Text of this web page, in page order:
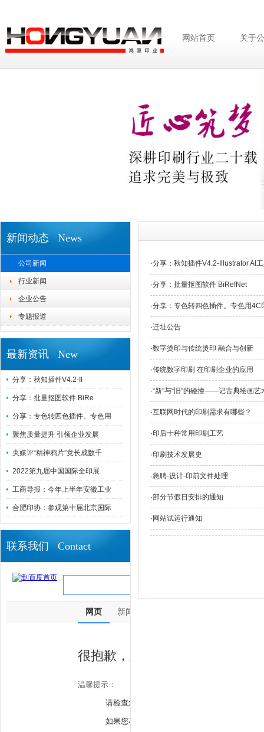
网站首页 关于
新闻动态 News
公司新闻
行业新闻
企业公告
专题报道
最新资讯 New
分享：秋知插件V4.2-Il
分享：批量抠图软件 BiRe
分享：专色转四色插件。专色用
聚焦质量提升 引领企业发展
央媒评“精神鸦片”竟长成数千
2022第九届中国国际全印展
工商导报：今年上半年安徽工业
合肥印协：参观第十届北京国际
联系我们 Contact
·分享：秋知插件V4.2-Illustrator AI
·分享：批量抠图软件 BiRefNet
·分享：专色转四色插件。专色用4C
·迁址公告
·数字烫印与传统烫印 融合与创新
·传统数字印刷 在印刷企业的应用
·“新”与“旧”的碰撞——记古典绘画
·互联网时代的印刷需求有哪些？
·印后十种常用印刷工艺
·印刷技术发展史
·急聘-设计-印前文件处理
·部分节假日安排的通知
· 网站试运行通知